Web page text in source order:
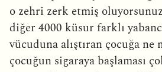
o zehri zerk etmiş
diğer 4000 küsur farklı
vücuduna alıştıran çocuğa
çocuğun sigaraya başlaması